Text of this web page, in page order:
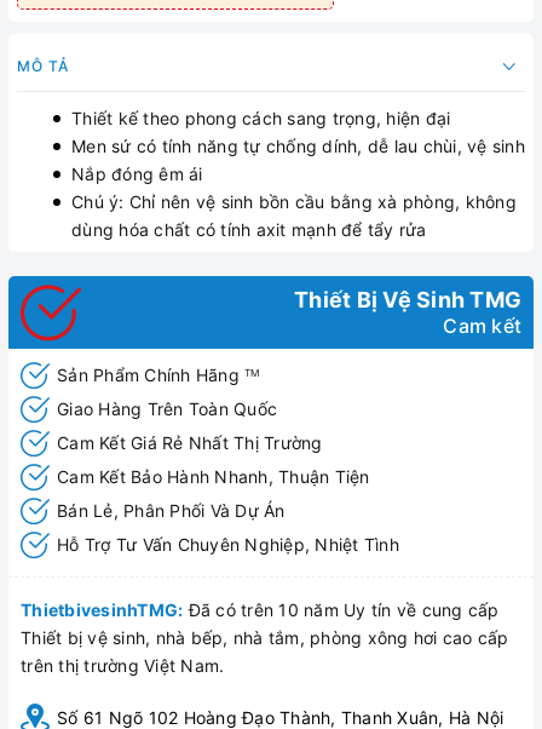
MÔ TẢ
Thiết kế theo phong cách sang trọng, hiện đại
Men sứ có tính năng tự chống dính, dễ lau chùi, vệ sinh
Nắp đóng êm ái
Chú ý: Chỉ nên vệ sinh bồn cầu bằng xà phòng, không
dùng hóa chất có tính axit mạnh để tẩy rửa
Thiết Bị Vệ Sinh TMG
Cam kết
Sản Phẩm Chính Hãng TM
Giao Hàng Trên Toàn Quốc
Cam Kết Giá Rẻ Nhất Thị Trường
Cam Kết Bảo Hành Nhanh, Thuận Tiện
Bán Lẻ, Phân Phối Và Dự Án
Hỗ Trợ Tư Vấn Chuyên Nghiệp, Nhiệt Tình
ThietbivesinhTMG: Đã có trên 10 năm Uy tín về cung cấp
Thiết bị vệ sinh, nhà bếp, nhà tắm, phòng xông hơi cao cấp
trên thị trường Việt Nam.
Số 61 Ngõ 102 Hoàng Đạo Thành, Thanh Xuân, Hà Nội